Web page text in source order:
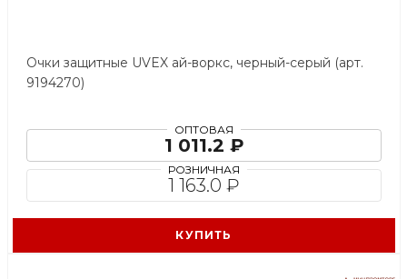
Очки защитные UVEX ай-воркс, черный-серый (арт.
9194270)
ОПТОВАЯ
1 011.2 ₽
РОЗНИЧНАЯ
1 163.0 ₽
КУПИТЬ